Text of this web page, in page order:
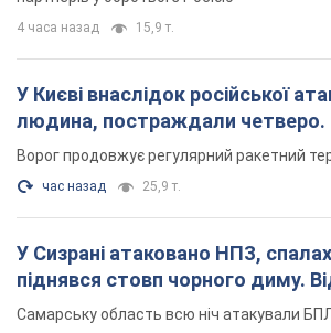
4 часа назад 15,9 т.
У Києві внаслідок російської
людина, постраждали
Ворог продовжує регулярний ракетний
час назад 25,9 т.
У Сизрані атаковано НПЗ,
піднявся стовп чорного диму.
Самарську область всю ніч атакували